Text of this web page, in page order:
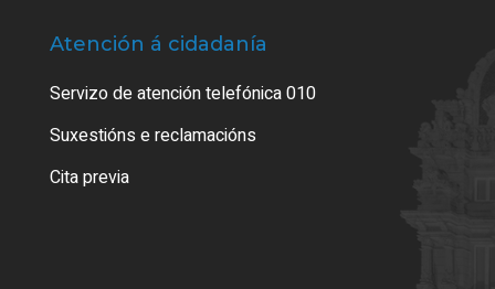
Atención á cidadanía
Servizo de atención telefónica 010
Suxestións e reclamacións
Cita previa